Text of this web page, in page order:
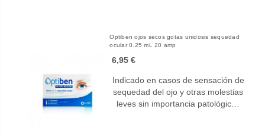
Optiben ojos secos gotas unidosis sequedad
ocular 0.25 mL 20 amp
6,95 €
Indicado en casos de sensación de
sequedad del ojo y otras molestias
leves sin importancia patológic…